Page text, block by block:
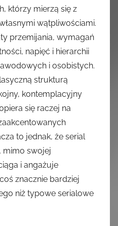
którzy mierzą się z
wątpliwościami.
przemijania, wymagań
napięć i hierarchii
i osobistych.
strukturą
kontemplacyjny
się raczej na
to jednak, że serial
mimo swojej
i angażuje
znacznie bardziej
niż typowe serialowe